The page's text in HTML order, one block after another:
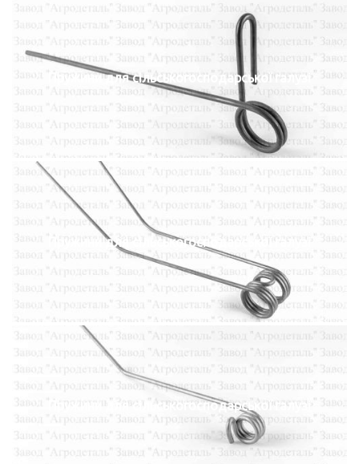
Пружини для сільськогосподарської галузі
Пружини для сільськогосподарської галузі
Пружини для сільськогосподарської галузі